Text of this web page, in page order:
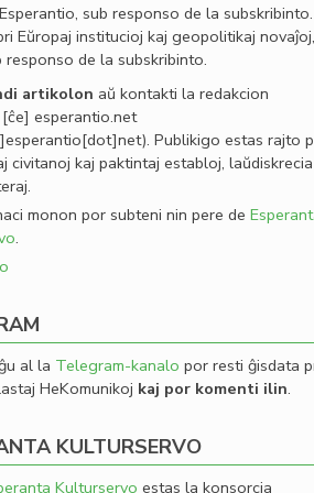
sub responso de la subskribinto.
Eŭropaj institucioj kaj geopolitikaj novaĵoj,
responso de la subskribinto.
artikolon aŭ kontakti la redakcion
[ĉe] esperantio.net
. Publikigo estas rajto
civitanoj kaj paktintaj establoj, laŭdiskrecia
monon por subteni nin pere de
.
al la Telegram-kanalo por resti ĝisdata
HeKomunikoj kaj por komenti ilin.
KULTURSERVO
Kulturservo estas la konsorcia